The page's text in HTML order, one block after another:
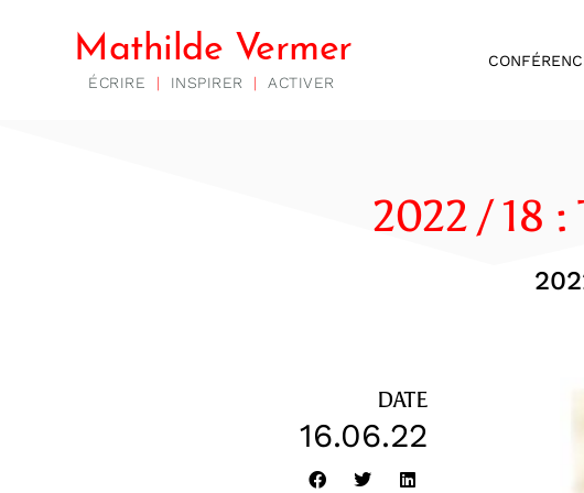
Mathilde Vermer
ÉCRIRE | INSPIRER | ACTIVER
2022 / 18 :
DATE
16.06.22